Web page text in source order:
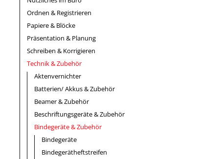
Ordnen & Registrieren
Papiere & Blöcke
Präsentation & Planung
Schreiben & Korrigieren
Technik & Zubehör
Aktenvernichter
Batterien/ Akkus & Zubehör
Beamer & Zubehör
Beschriftungsgeräte & Zubehör
Bindegeräte & Zubehör
Bindegeräte
Bindegerätheftstreifen